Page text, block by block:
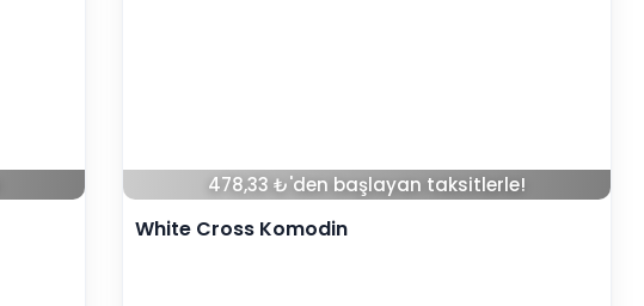
478,33 ₺'den başlayan taksitlerle!
White Cross Komodin